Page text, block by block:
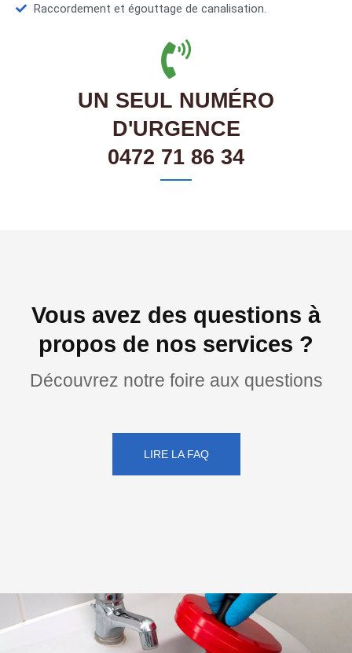
Raccordement et égouttage de canalisation.
UN SEUL NUMÉRO
D'URGENCE
0472 71 86 34
Vous avez des questions à
propos de nos services ?
Découvrez notre foire aux questions
LIRE LA FAQ